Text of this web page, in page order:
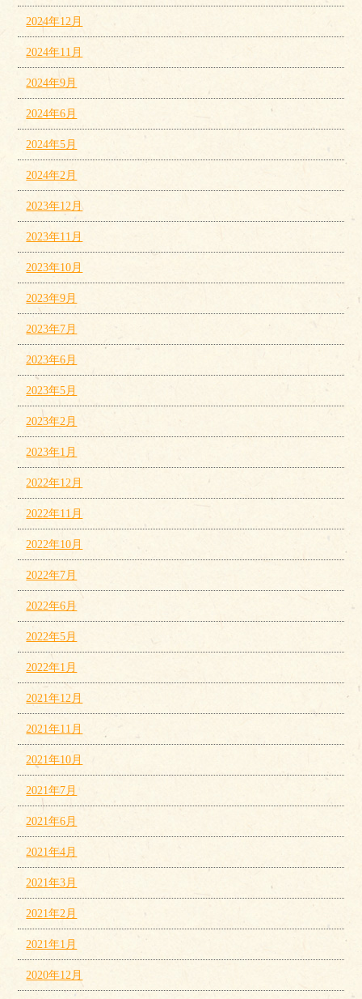
2024年12月
2024年11月
2024年9月
2024年6月
2024年5月
2024年2月
2023年12月
2023年11月
2023年10月
2023年9月
2023年7月
2023年6月
2023年5月
2023年2月
2023年1月
2022年12月
2022年11月
2022年10月
2022年7月
2022年6月
2022年5月
2022年1月
2021年12月
2021年11月
2021年10月
2021年7月
2021年6月
2021年4月
2021年3月
2021年2月
2021年1月
2020年12月